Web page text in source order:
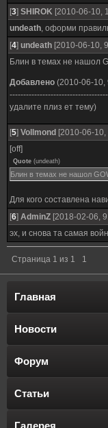
[3] SHIROK [2010-06-10,
undeath, оформи
[4] undeath [2010-06-10,
Блин в темах не нашол
Добавлено (2010-06-10,
удалите плиз ет тему)
[5] Vollmond [2010-06-10,
[off]
Quote (undeath)
Блин в темах не нашол
Для кого составлена
[6] AdminZ [2018-02-06,
эх, и снова та самая
Страница 1 из 1 1
Главная
Новости
Форум
Статьи
Галерея